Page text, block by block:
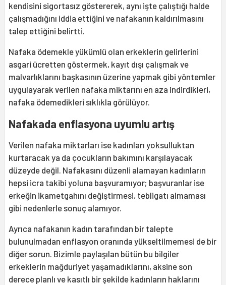
kendisini sigortasız göstererek, aynı işte çalıştığı halde
çalışmadığını iddia ettiğini ve nafakanın kaldırılmasını
talep ettiğini belirtti.
Nafaka ödemekle yükümlü olan erkeklerin gelirlerini
asgari ücretten göstermek, kayıt dışı çalışmak ve
malvarlıklarını başkasının üzerine yapmak gibi yöntemler
uygulayarak verilen nafaka miktarını en aza indirdikleri,
nafaka ödemedikleri sıklıkla görülüyor.
Nafakada enflasyona uyumlu artış
Verilen nafaka miktarları ise kadınları yoksulluktan
kurtaracak ya da çocukların bakımını karşılayacak
düzeyde değil. Nafakasını düzenli alamayan kadınların
hepsi icra takibi yoluna başvuramıyor; başvuranlar ise
erkeğin ikametgahını değiştirmesi, tebligatı almaması
gibi nedenlerle sonuç alamıyor.
Ayrıca nafakanın kadın tarafından bir talepte
bulunulmadan enflasyon oranında yükseltilmemesi de bir
diğer sorun. Bizimle paylaşılan bütün bu bilgiler
erkeklerin mağduriyet yaşamadıklarını, aksine son
derece planlı ve kasıtlı bir şekilde kadınların haklarını